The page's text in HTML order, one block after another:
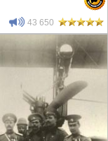
43 650